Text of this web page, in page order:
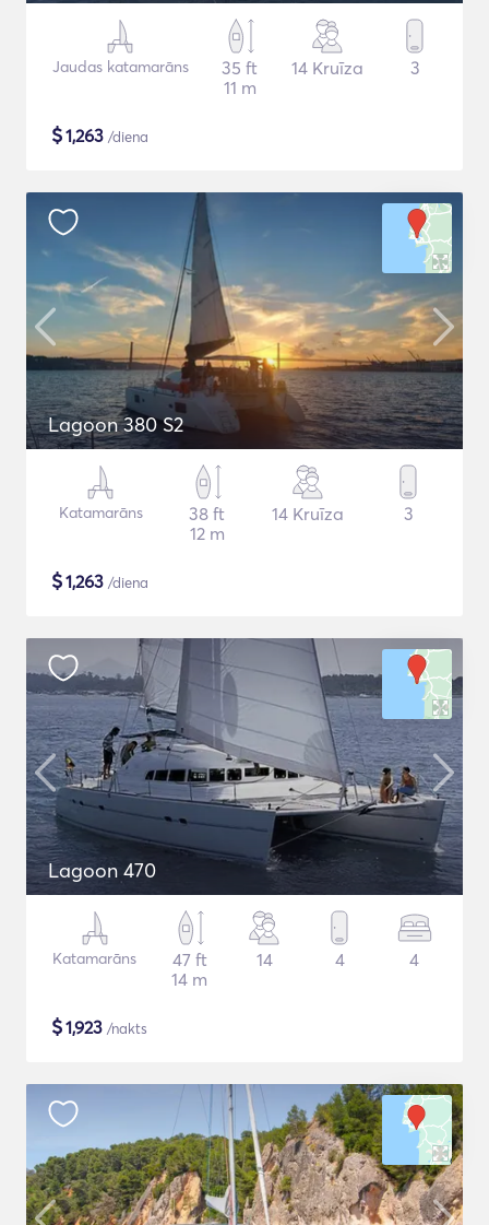
Jaudas katamarāns
35 ft
11 m
14 Kruīza 3
$1,263 /diena
Lagoon 380 S2
Katamarāns
38 ft
12 m
14 Kruīza 3
$1,263 /diena
Lagoon 470
Katamarāns
47 ft
14 m
14 4 4
$1,923 /nakts